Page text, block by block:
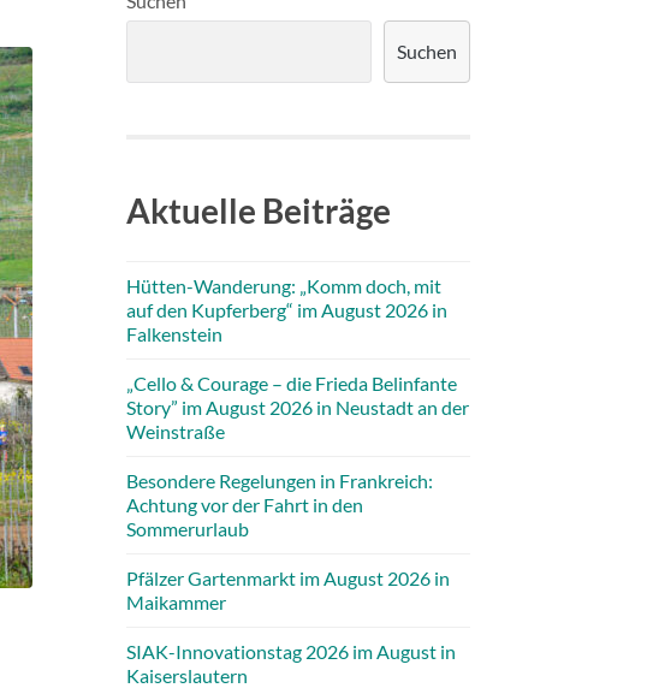
Suchen
Aktuelle Beiträge
Hütten-Wanderung: „Komm doch, mit
auf den Kupferberg“ im August 2026 in
Falkenstein
„Cello & Courage – die Frieda Belinfante
Story” im August 2026 in Neustadt an der
Weinstraße
Besondere Regelungen in Frankreich:
Achtung vor der Fahrt in den
Sommerurlaub
Pfälzer Gartenmarkt im August 2026 in
Maikammer
SIAK-Innovationstag 2026 im August in
Kaiserslautern